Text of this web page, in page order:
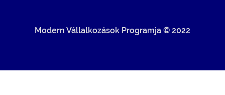
Modern Vállalkozások Programja © 2022